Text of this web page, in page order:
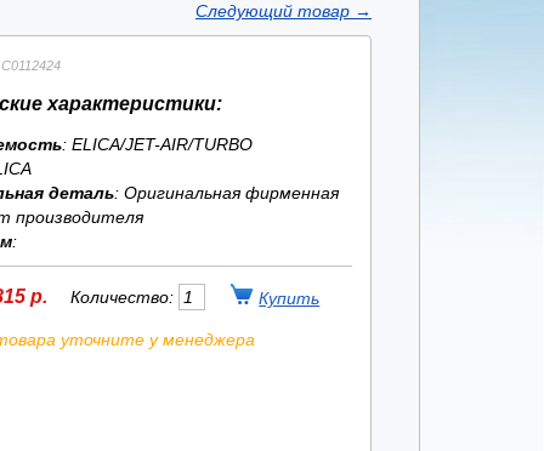
Следующий товар →
характеристики:
: ELICA/JET-AIR/TURBO
деталь: Оригинальная фирменная
производителя
:
р. Количество:
уточните у менеджера